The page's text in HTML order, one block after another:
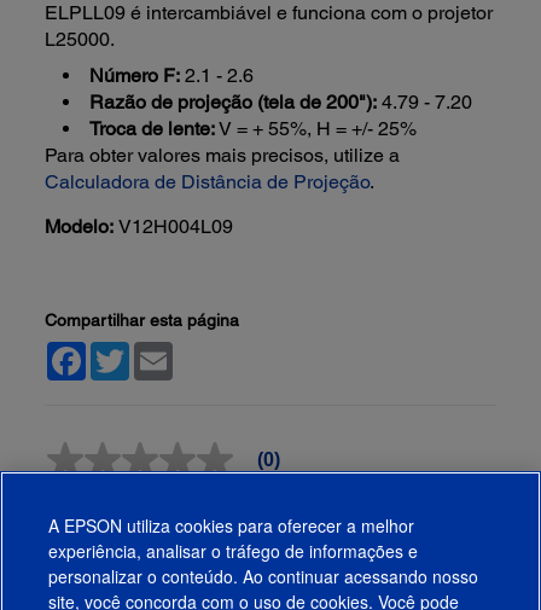
ELPLL09 é intercambiável e funciona com o projetor
L25000.
Número F: 2.1 - 2.6
Razão de projeção (tela de 200"): 4.79 - 7.20
Troca de lente:V = + 55%, H = +/- 25%
Para obter valores mais precisos, utilize a
Calculadora de Distância de Projeção.
Modelo: V12H004L09
Compartilhar esta página
Facebook
Twitter
Sem
Link
abre
na
mesma
página.
(0)
Avaliações
A EPSON utiliza cookies para oferecer a melhor
experiência, analisar o tráfego de informações e
personalizar o conteúdo. Ao continuar acessando nosso
site, você concorda com o uso de cookies. Você pode